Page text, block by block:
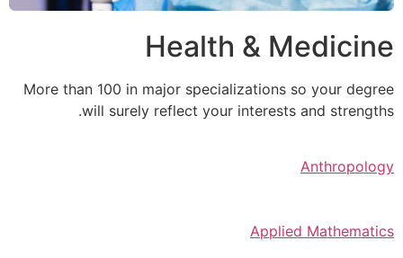
Health & Medicine
More than 100 in major specializations so your degree
will surely reflect your interests and strengths.
Anthropology
Applied Mathematics